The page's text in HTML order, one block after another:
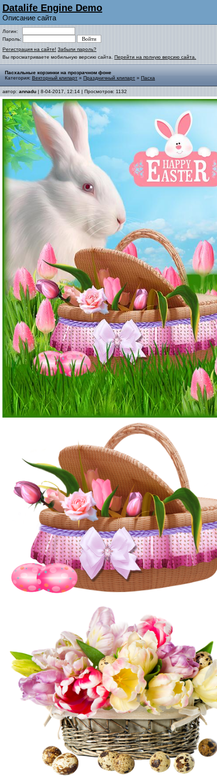
Datalife Engine Demo
Описание сайта
Логин:
Пароль:
Регистрация на сайте! Забыли пароль?
Вы просматриваете мобильную версию сайта. Перейти на полную версию сайта.
Пасхальные корзинки на прозрачном фоне
Категория: Векторный клипарт » Праздничный клипарт » Пасха
автор: annadu | 8-04-2017, 12:14 | Просмотров: 1132